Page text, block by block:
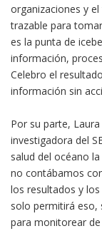
organizaciones y
trazable para
es la punta de
información,
Celebro el
información sin
Por su parte,
investigadora del
salud del océano
no contábamos
los resultados y
solo permitirá eso,
para monitorear